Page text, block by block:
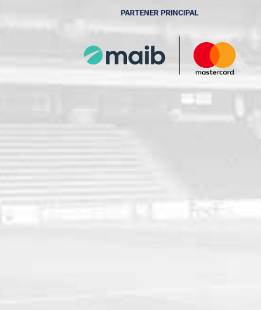
PARTENER PRINCIPAL